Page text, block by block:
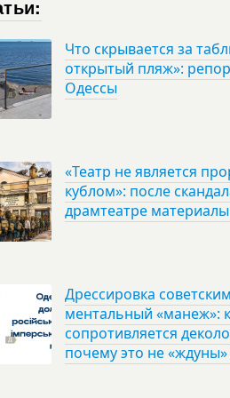
Что скрывается за
открытый пляж»:
Одессы
«Театр не является
кублом»: после
драмтеатре
Дрессировка
ментальный «манеж»:
сопротивляется
почему это не